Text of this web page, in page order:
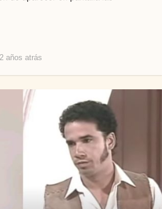
2 años atrás